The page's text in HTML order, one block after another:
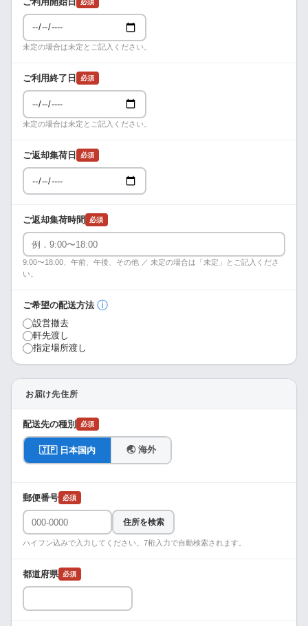
未定の場合は未定とご記入ください。
ご利用終了日 必須
未定の場合は未定とご記入ください。
ご返却集荷日 必須
ご返却集荷時間 必須
9:00〜18:00、午前、午後、その他 ／ 未定の場合は「未定」とご記入くださ
い。
ご希望の配送方法 ⓘ
設営撤去
軒先渡し
指定場所渡し
お届け先住所
配送先の種別 必須
🇯🇵 日本国内 🌏 海外
郵便番号 必須
住所を検索
ハイフン込みで入力してください。7桁入力で自動検索されます。
都道府県 必須